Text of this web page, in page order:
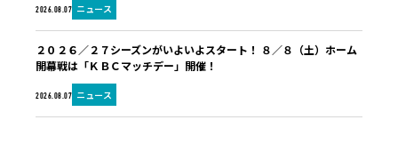
2026.08.07 ニュース
2026.08.07 ニュース
２０２６／２７シーズンがいよいよスタート！ ８／８（土）ホーム
開幕戦は「ＫＢＣマッチデー」開催！